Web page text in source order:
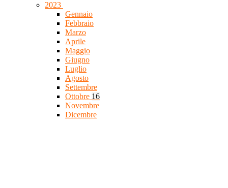
2023
Gennaio
Febbraio
Marzo
Aprile
Maggio
Giugno
Luglio
Agosto
Settembre
Ottobre 16
Novembre
Dicembre